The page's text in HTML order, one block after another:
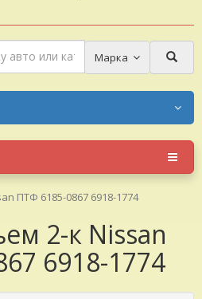
Марка
ПТФ 6185-0867 6918-1774
2-к Nissan
6918-1774